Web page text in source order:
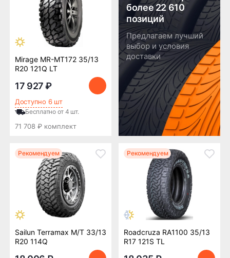
Mirage MR-MT172 35/13
R20 121Q LT
17 927 ₽
Доступно 6 шт
Бесплатно от 4 шт.
71 708 ₽ комплект
Рекомендуем
Sailun Terramax M/T 33/13
R20 114Q
Рекомендуем
Roadcruza RA1100 35/13
R17 121S TL
более 22 610
позиций
Предлагаем лучший
выбор и условия
доставки